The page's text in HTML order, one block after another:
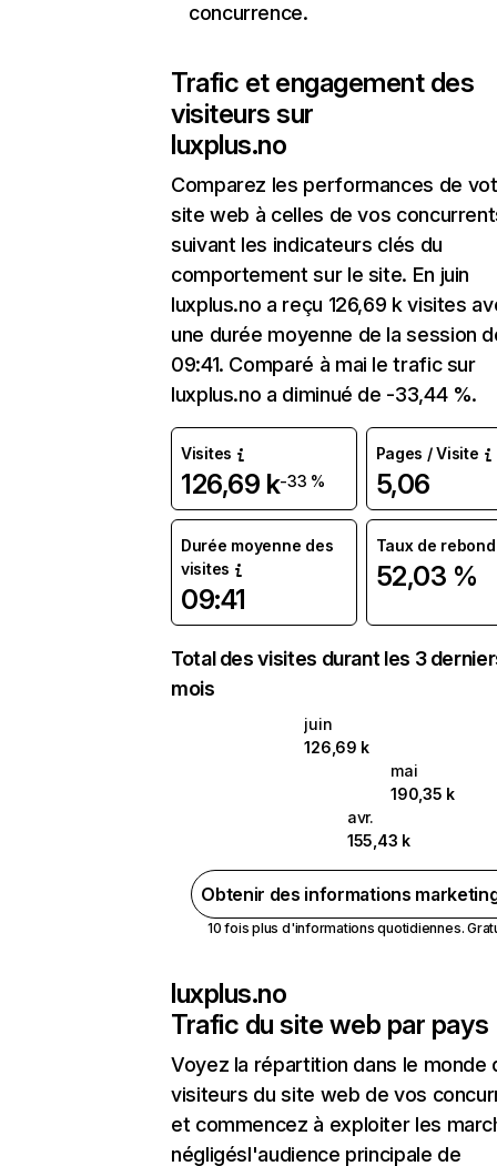
concurrence.
Trafic et engagement des
visiteurs sur
luxplus.no
Comparez les performances de
site web à celles de vos
suivant les indicateurs clés du
comportement sur le site. En juin
luxplus.no a reçu 126,69 k visites
une durée moyenne de la session
09:41. Comparé à mai le trafic sur
luxplus.no a diminué de -33,44 %.
Visites
126,69 k-33 %
Pages / Visite
5,06
Durée moyenne des
visites
09:41
Taux de rebond
52,03 %
Total des visites durant les 3
mois
juin
126,69 k
mai
190,35 k
avr.
155,43 k
Obtenir des informations
10 fois plus d'informations quotidiennes.
luxplus.no
Trafic du site web par pays
Voyez la répartition dans le monde
visiteurs du site web de vos
et commencez à exploiter les
négligésl'audience principale de